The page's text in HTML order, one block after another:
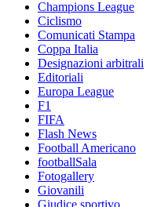
Champions League
Ciclismo
Comunicati Stampa
Coppa Italia
Designazioni arbitrali
Editoriali
Europa League
F1
FIFA
Flash News
Football Americano
footballSala
Fotogallery
Giovanili
Giudice sportivo